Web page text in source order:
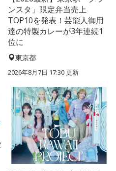
ンスタ」限定弁当売上
TOP10を発表！芸能人御用
達の特製カレーが3年連続1
位に
東京都
2026年8月7日 17:30更新